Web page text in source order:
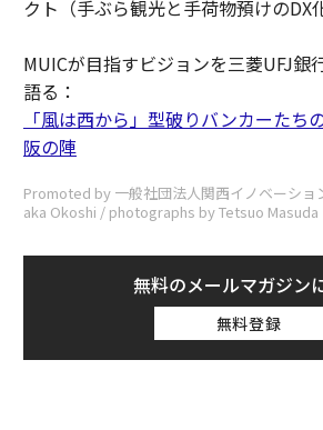
クト（手ぶら観光と手荷物預けのDX
MUICが目指すビジョンを三菱UFJ銀
語る：
「風は西から」型破りバンカーたち
阪の陣
Promoted by 一般社団法人関西イノベーシ
aka Okoshi / photographs by Tetsuo Masuda
無料のメールマガジン
無料登録